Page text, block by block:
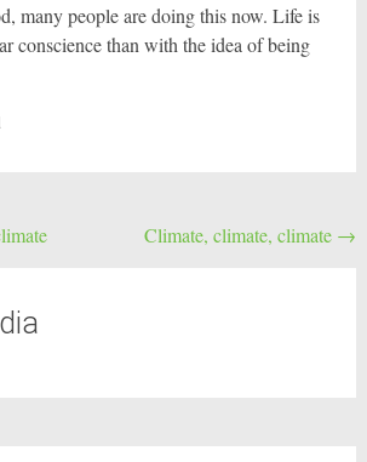
many people are doing this now. Life is
conscience than with the idea of being
Climate, climate, climate →